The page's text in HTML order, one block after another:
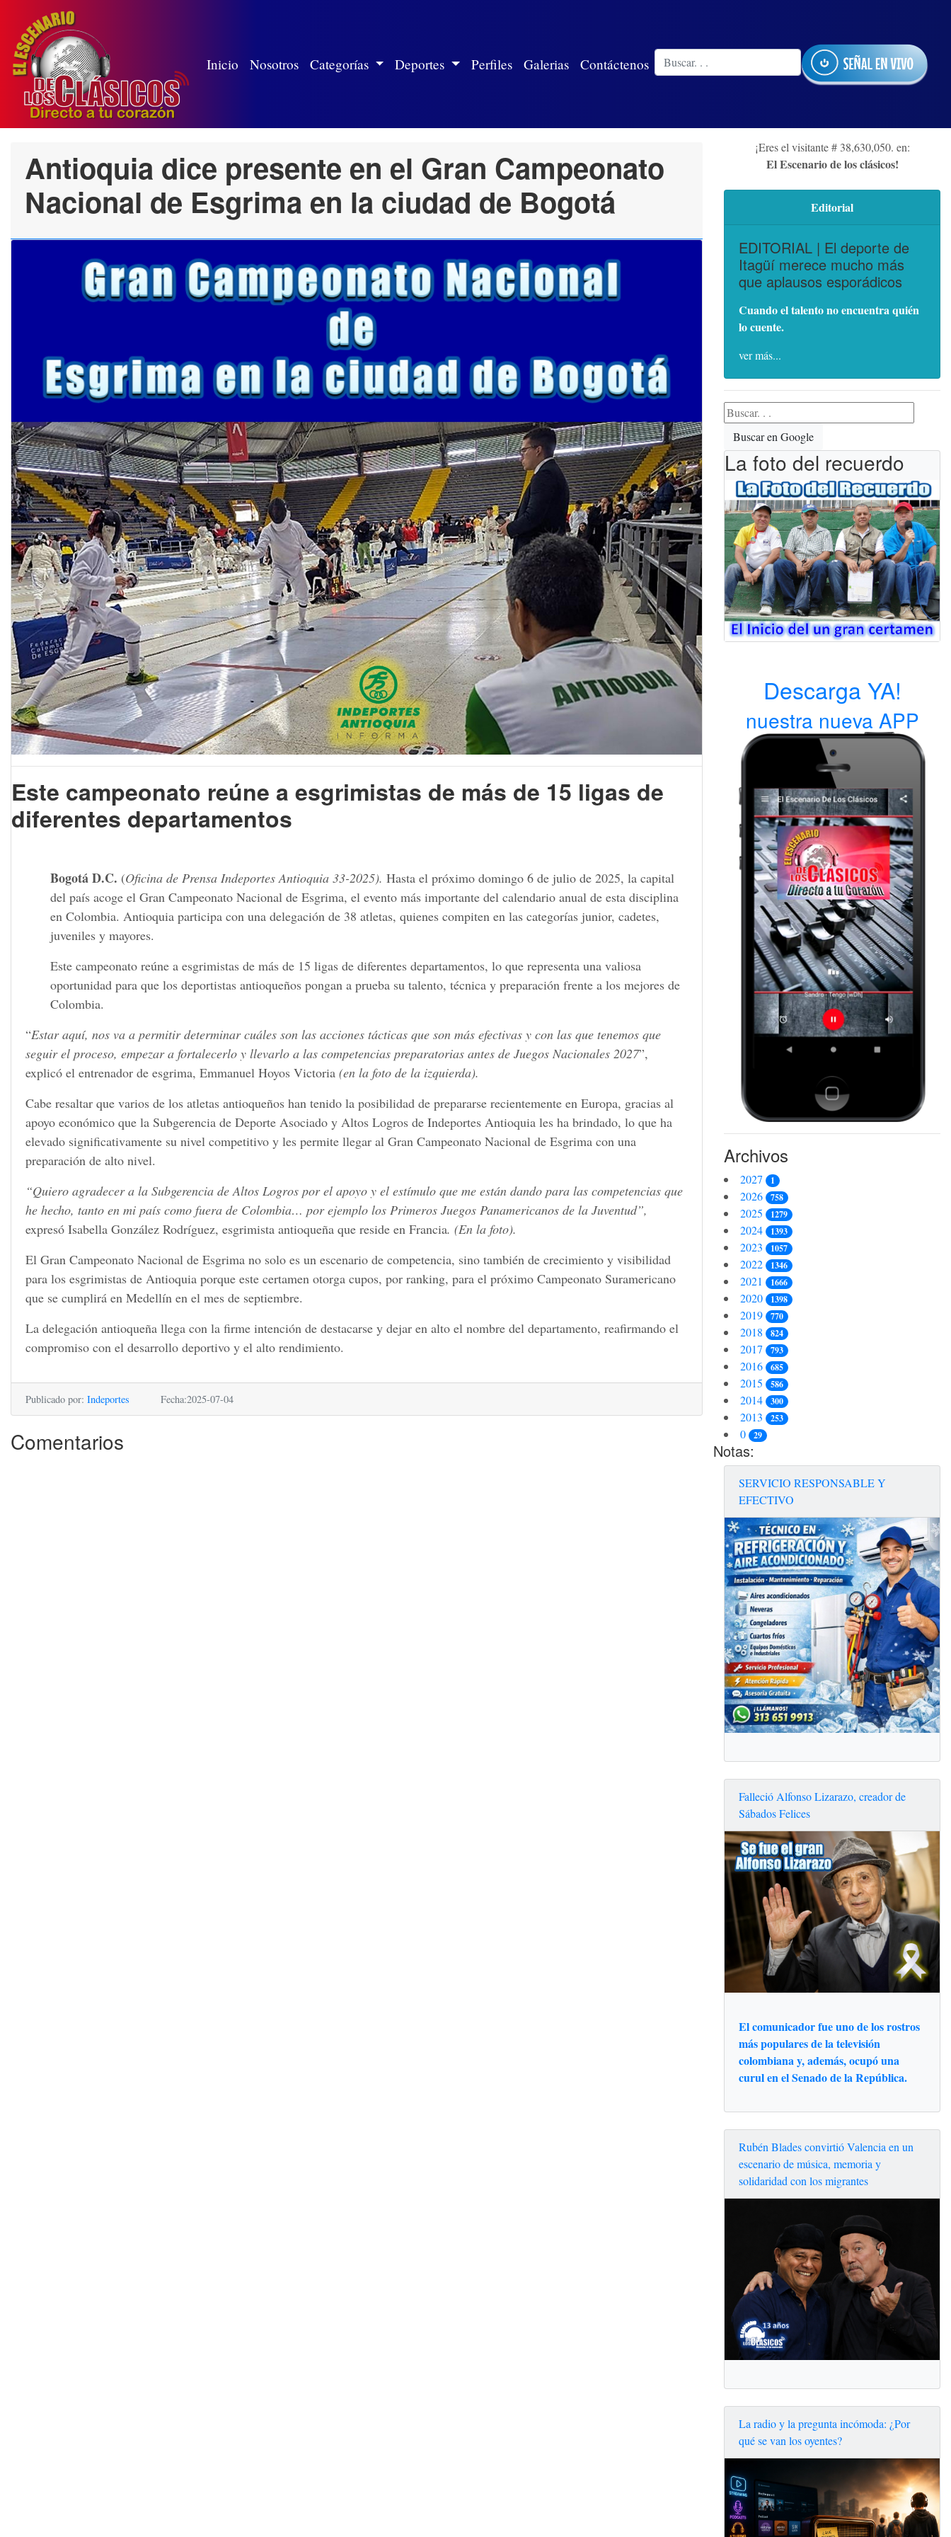
Inicio Nosotros(white)
Categorías Deportes Perfiles Galerias Contáctenos
Antioquia dice presente en el Gran Campeonato
Nacional de Esgrima en la ciudad de Bogotá
Este campeonato reúne a esgrimistas de más de 15 ligas de
diferentes departamentos
Bogotá D.C. (Oficina de Prensa Indeportes Antioquia 33-2025).Hasta el próximo domingo 6 de julio de 2025, la capital
del país acoge el Gran Campeonato Nacional de Esgrima, el evento más importante del calendario anual de esta disciplina
en Colombia. Antioquia participa con una delegación de 38 atletas, quienes compiten en las categorías junior, cadetes,
juveniles y mayores.
Este campeonato reúne a esgrimistas de más de 15 ligas de diferentes departamentos, lo que representa una valiosa
oportunidad para que los deportistas antioqueños pongan a prueba su talento, técnica y preparación frente a los mejores de
Colombia.
“Estar aquí, nos va a permitir determinar cuáles son las acciones tácticas que son más efectivas y con las que tenemos que
seguir el proceso, empezar a fortalecerlo y llevarlo a las competencias preparatorias antes de Juegos Nacionales 2027”,
explicó el entrenador de esgrima, Emmanuel Hoyos Victoria (en la foto de la izquierda).
Cabe resaltar que varios de los atletas antioqueños han tenido la posibilidad de prepararse recientemente en Europa, gracias al
apoyo económico que la Subgerencia de Deporte Asociado y Altos Logros de Indeportes Antioquia les ha brindado, lo que ha
elevado significativamente su nivel competitivo y les permite llegar al Gran Campeonato Nacional de Esgrima con una
preparación de alto nivel.
“Quiero agradecer a la Subgerencia de Altos Logros por el apoyo y el estímulo que me están dando para las competencias que
he hecho, tanto en mi país como fuera de Colombia… por ejemplo los Primeros Juegos Panamericanos de la Juventud”,
expresó Isabella González Rodríguez, esgrimista antioqueña que reside en Francia. (En la foto).
El Gran Campeonato Nacional de Esgrima no solo es un escenario de competencia, sino también de crecimiento y visibilidad
para los esgrimistas de Antioquia porque este certamen otorga cupos, por ranking, para el próximo Campeonato Suramericano
que se cumplirá en Medellín en el mes de septiembre.
La delegación antioqueña llega con la firme intención de destacarse y dejar en alto el nombre del departamento, reafirmando el
compromiso con el desarrollo deportivo y el alto rendimiento.
Publicado por: Indeportes Fecha:2025-07-04
Comentarios
¡Eres el visitante # 38,630,050. en:
El Escenario de los clásicos!
Editorial
EDITORIAL | El deporte de
Itagüí merece mucho más
que aplausos esporádicos
Cuando el talento no encuentra quién
lo cuente.
ver más...
Buscar en Google
La foto del recuerdo
Descarga YA!
nuestra nueva APP
Archivos
2027 1
2026 758
2025 1279
2024 1393
2023 1057
2022 1346
2021 1666
2020 1398
2019 770
2018 824
2017 793
2016 685
2015 586
2014 300
2013 253
0 29
Notas:
SERVICIO RESPONSABLE Y
EFECTIVO
Falleció Alfonso Lizarazo, creador de
Sábados Felices
El comunicador fue uno de los rostros
más populares de la televisión
colombiana y, además, ocupó una
curul en el Senado de la República.
Rubén Blades convirtió Valencia en un
escenario de música, memoria y
solidaridad con los migrantes
La radio y la pregunta incómoda: ¿Por
qué se van los oyentes?